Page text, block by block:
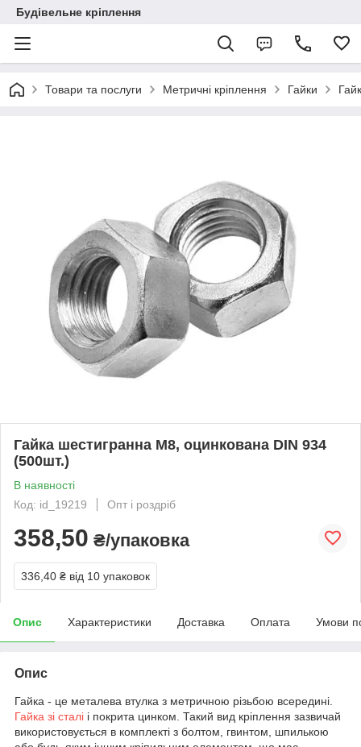
Будівельне кріплення
Товари та послуги Метричні кріплення Гайки
Гайка шестигранна М8, оцинкована DIN 934
(500шт.)
В наявності
Код: id_19219
Опт і роздріб
358,50 ₴/упаковка
336,40 ₴ від 10 упаковок
Опис Характеристики Доставка Оплата Умови
Опис
Гайка - це металева втулка з метричною різьбою всередині.
Гайка зі сталі і покрита цинком. Такий вид кріплення зазвичай
використовується в комплекті з болтом, гвинтом, шпилькою